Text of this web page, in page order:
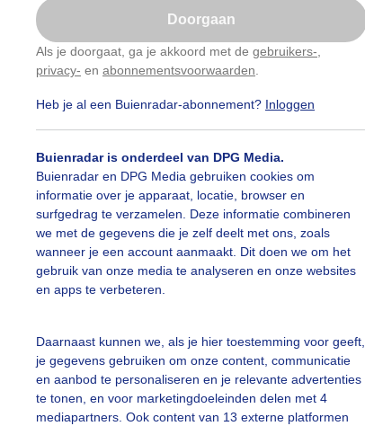
Doorgaan
Als je doorgaat, ga je akkoord met de gebruikers-
privacy- en abonnementsvoorwaarden
Heb je al een Buienradar-abonnement? Inloggen
Buienradar is onderdeel van DPG Media.
Buienradar en DPG Media gebruiken cookies om
informatie over je apparaat, locatie, browser en
surfgedrag te verzamelen. Deze informatie combineren
we met de gegevens die je zelf deelt met ons, zoals
wanneer je een account aanmaakt. Dit doen we om het
gebruik van onze media te analyseren en onze websites
en apps te verbeteren.
Daarnaast kunnen we, als je hier toestemming voor geeft,
je gegevens gebruiken om onze content, communicatie
en aanbod te personaliseren en je relevante advertenties
te tonen, en voor marketingdoeleinden delen met 4
mediapartners. Ook content van 13 externe platformen
vanochtend een enkele bui
Jannes Wiersema Gemaakt: 05-06-2026, 60x bekeken
Zon Wolken
Nu niet, misschien later
Gebruik je Safari en wil je niet elke dag deze pop-up
Klikhierom dit aan te passen